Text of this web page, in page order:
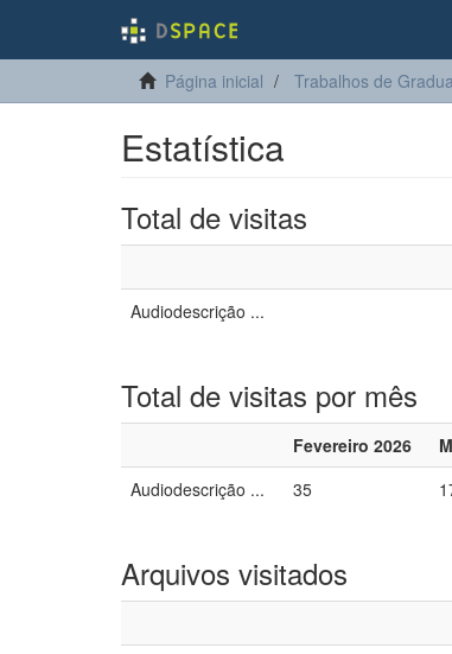
Página inicial Trabalhos de
Estatística
Total de visitas
Audiodescrição ...
Total de visitas por mês
Fevereiro 2026
Audiodescrição ...
35
Arquivos visitados